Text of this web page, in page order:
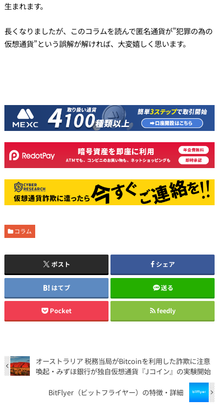
生まれます。
長くなりましたが、このコラムを読んで匿名通貨が”犯罪の為の
仮想通貨”という誤解が解ければ、大変嬉しく思います。
コラム
ポスト シェア
はてブ 送る
Pocket feedly
オーストラリア 税務当局がBitcoinを利用した詐欺に注意
喚起・みずほ銀行が独自仮想通貨『Jコイン』の実験開始
BitFlyer（ビットフライヤー）の特徴・詳細